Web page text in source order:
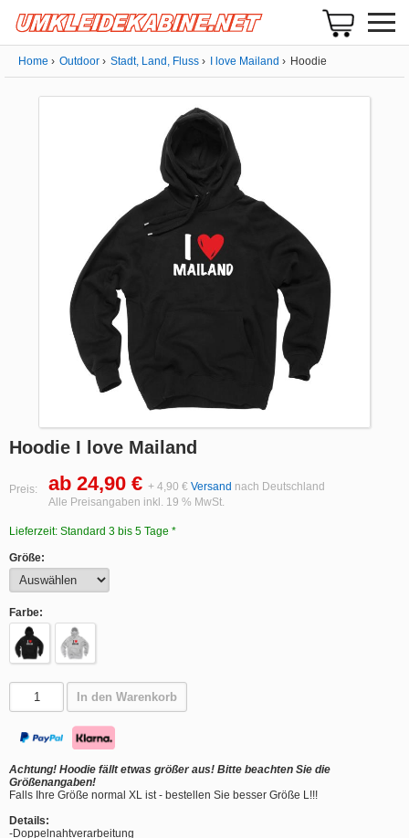
Home Outdoor Stadt, Land, Fluss I love Mailand Hoodie
Hoodie I love Mailand
Preis: ab 24,90 € + 4,90 € Versand nach Deutschland
Alle Preisangaben inkl. 19 % MwSt.
Lieferzeit: Standard 3 bis 5 Tage *
Größe:
Farbe:
In den Warenkorb
Achtung! Hoodie fällt etwas größer aus! Bitte beachten Sie die
Größenangaben!
Falls Ihre Größe normal XL ist - bestellen Sie besser Größe L!!!
Details:
-Doppelnahtverarbeitung